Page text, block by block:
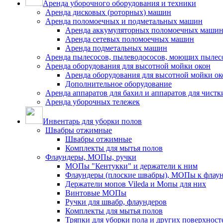
Аренда уборочного оборудования и техники
Аренда дисковых (роторных) машин
Аренда поломоечных и подметальных машин
Аренда аккумуляторных поломоечных машин
Аренда сетевых поломоечных машин
Аренда подметальных машин
Аренда пылесосов, пылеводососов, моющих
Аренда оборудования для высотной мойки окон
Аренда оборудования для высотной мойки
Дополнительное оборудование
Аренда аппаратов для бахил и аппаратов для
Аренда уборочных тележек
Инвентарь для уборки полов
Швабры отжимные
Швабры отжимные
Комплекты для мытья полов
Флаундеры, МОПы, ручки
МОПы "Кентукки" и держатели к ним
Флаундеры (плоские швабры), МОПы к
Держатели мопов Vileda и Мопы для них
Винтовые МОПы
Ручки для швабр, флаундеров
Комплекты для мытья полов
Тряпки для уборки пола и других